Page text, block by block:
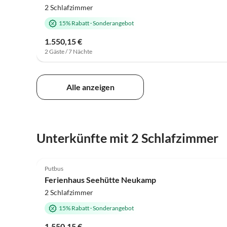
2 Schlafzimmer
15% Rabatt·Sonderangebot
1.550,15 €
2 Gäste / 7 Nächte
Alle anzeigen
Unterkünfte mit 2 Schlafzimmer
Putbus
Ferienhaus Seehütte Neukamp
2 Schlafzimmer
15% Rabatt·Sonderangebot